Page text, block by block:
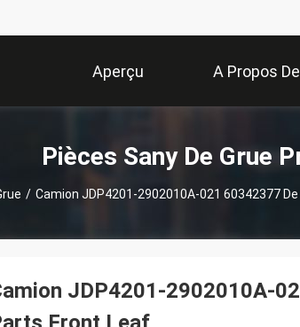
Aperçu A Propos De
Nous
Pièces Sany De Grue
/ Camion JDP4201-2902010A-021 60342377
JDP4201-2902010A-